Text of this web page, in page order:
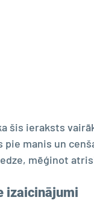
šis ieraksts
pie manis un
mēģinot
izaicinājumi